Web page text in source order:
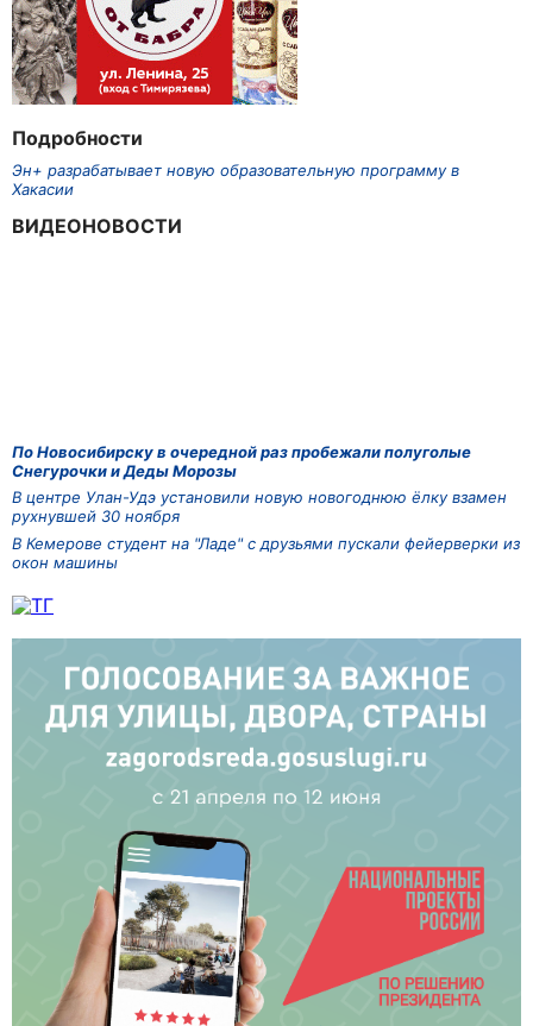
Подробности
Эн+ разрабатывает новую образовательную программу в
Хакасии
ВИДЕОНОВОСТИ
По Новосибирску в очередной раз пробежали полуголые
Снегурочки и Деды Морозы
В центре Улан-Удэ установили новую новогоднюю ёлку взамен
рухнувшей 30 ноября
В Кемерове студент на "Ладе" с друзьями пускали фейерверки из
окон машины